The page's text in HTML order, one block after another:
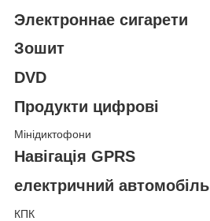
Электроннае сигарети
Зошит
DVD
Продукти цифрові
Мінідиктофони
Навігація GPRS
електричний автомобіль
КПК